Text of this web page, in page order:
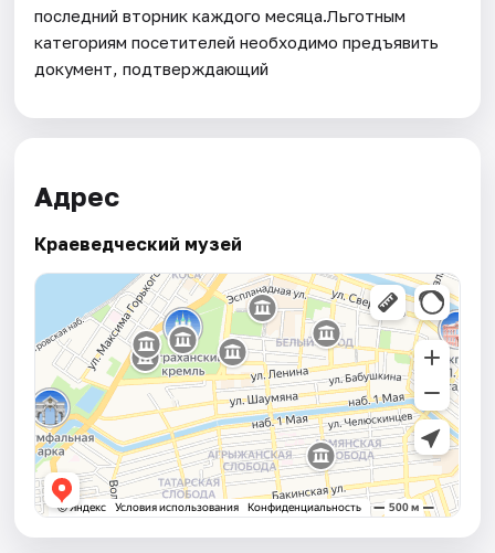
последний вторник каждого месяца.Льготным
категориям посетителей необходимо предъявить
документ, подтверждающий
Адрес
Краеведческий музей